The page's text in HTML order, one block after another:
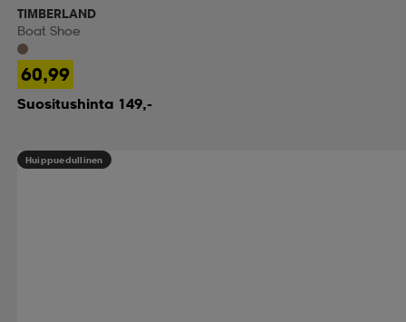
TIMBERLAND
Boat Shoe
60,99
Suositushinta 149,-
Huippuedullinen